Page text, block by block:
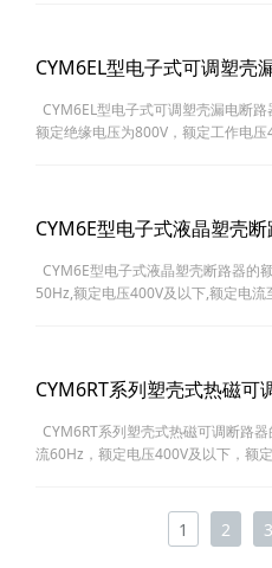
CYM6EL型电子式可调塑壳
CYM6EL型电子式可调塑壳漏电断
额定绝缘电压为800V，额定工作电
CYM6E型电子式液晶塑壳断
CYM6E型电子式液晶塑壳断路器的
50Hz,额定电压400V及以下,额定电
CYM6RT系列塑壳式热磁可
CYM6RT系列塑壳式热磁可调断路
流60Hz，额定电压400V及以下，额
1 2 3